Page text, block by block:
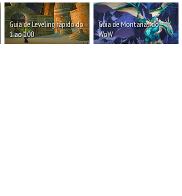
Guia de Leveling rápido do
1 ao 100
Guia de Montarias do
WoW